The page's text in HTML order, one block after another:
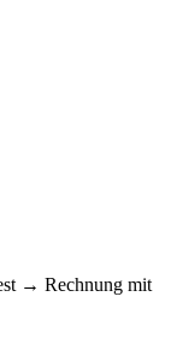
→ Rechnung mit